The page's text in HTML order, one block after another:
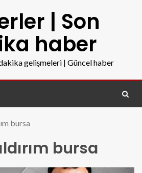
| Son
haber
gelişmeleri | Güncel haber
bursa
bursa